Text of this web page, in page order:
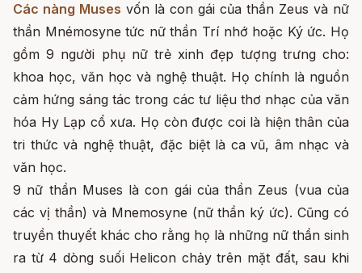
Các nàng Muses vốn là con gái của thần Zeus và nữ
thần Mnémosyne tức nữ thần Trí nhớ hoặc Ký ức. Họ
gồm 9 người phụ nữ trẻ xinh đẹp tượng trưng cho:
khoa học, văn học và nghệ thuật. Họ chính là nguồn
cảm hứng sáng tác trong các tư liệu thơ nhạc của văn
hóa Hy Lạp cổ xưa. Họ còn được coi là hiện thân của
tri thức và nghệ thuật, đặc biệt là ca vũ, âm nhạc và
văn học.
9 nữ thần Muses là con gái của thần Zeus (vua của
các vị thần) và Mnemosyne (nữ thần ký ức). Cũng có
truyền thuyết khác cho rằng họ là những nữ thần sinh
ra từ 4 dòng suối Helicon chảy trên mặt đất, sau khi